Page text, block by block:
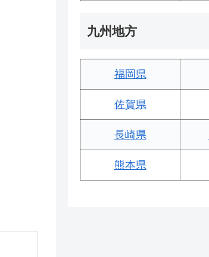
九州地方
福岡県
佐賀県
長崎県
熊本県